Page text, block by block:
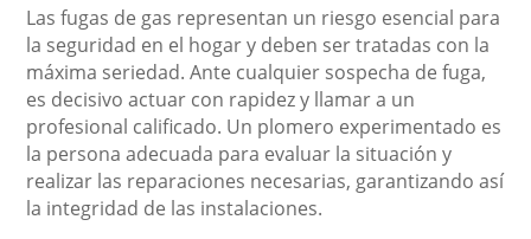
Las fugas de gas representan un riesgo esencial para
la seguridad en el hogar y deben ser tratadas con la
máxima seriedad. Ante cualquier sospecha de fuga,
es decisivo actuar con rapidez y llamar a un
profesional calificado. Un plomero experimentado es
la persona adecuada para evaluar la situación y
realizar las reparaciones necesarias, garantizando así
la integridad de las instalaciones.